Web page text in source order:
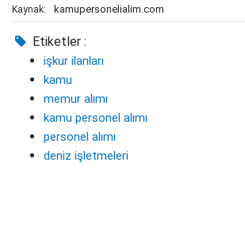
Kaynak: kamupersonelialim.com
Etiketler :
işkur ilanları
kamu
memur alımı
kamu personel alımı
personel alımı
deniz işletmeleri